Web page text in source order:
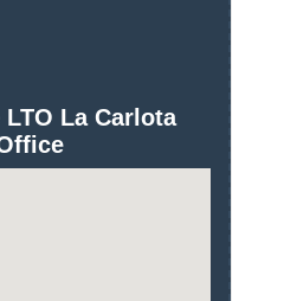
La Carlota